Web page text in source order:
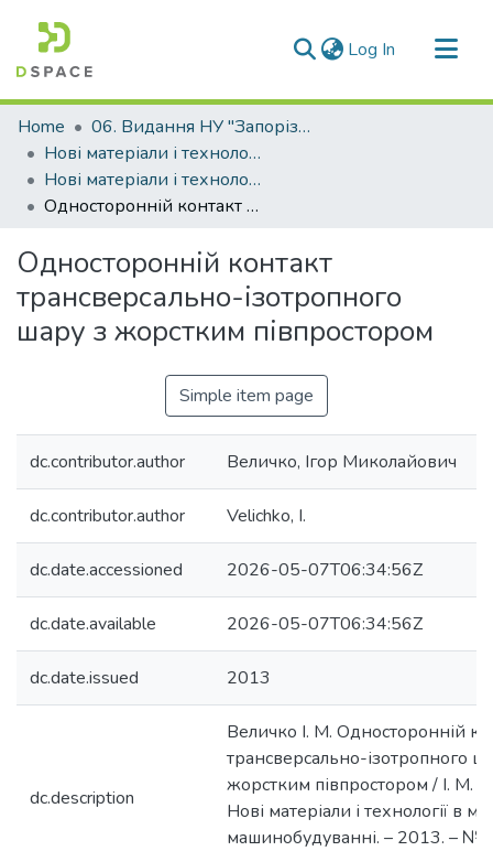
Log In (current)
Communities & Collections
All of DSpace
Statistics
Home
06. Видання НУ "Запорізька політехніка"
Нові матеріали і технологіі в металургії та машинобудуванні (НМТ)
Нові матеріали і технології в металургії та машинобудуванні - 2013, №1
Односторонній контакт трансверсально-ізотропного шару з жорстким півпростором
Односторонній контакт
трансверсально-ізотропного
шару з жорстким півпростором
Simple item page
dc.contributor.author Величко, Ігор Миколайович
dc.contributor.author Velichko, I.
dc.date.accessioned 2026-05-07T06:34:56Z
dc.date.available 2026-05-07T06:34:56Z
dc.date.issued 2013
dc.description
Величко І. М. Односторонній
трансверсально-ізотропного
жорстким півпростором / І. М.
Нові матеріали і технології в
машинобудуванні. – 2013. – №